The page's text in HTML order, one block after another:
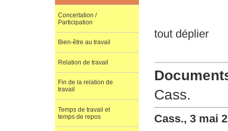
tout déplier
Cass.
Cass., 3 mai
Concertation /
Participation
Bien-être au travail
Relation de travail
Fin de la relation de
travail
Temps de travail et
temps de repos